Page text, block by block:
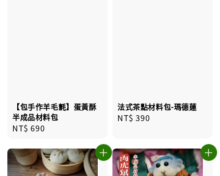
【包手作羊毛氈】蛋黃酥
半成品材料包
Regular
NT$ 690
法式茶點材料包-瑪德蓮
Regular
NT$ 390